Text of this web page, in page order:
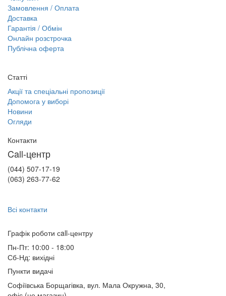
Замовлення / Оплата
Доставка
Гарантія / Обмін
Онлайн розстрочка
Публічна оферта
Статті
Акції та спеціальні пропозиції
Допомога у виборі
Новини
Огляди
Контакти
Call-центр
(044) 507-17-19
(063) 263-77-62
Всі контакти
Графік роботи сall-центру
Пн-Пт: 10:00 - 18:00
Сб-Нд: вихідні
Пункти видачі
Софіївська Борщагівка, вул. Мала Окружна, 30,